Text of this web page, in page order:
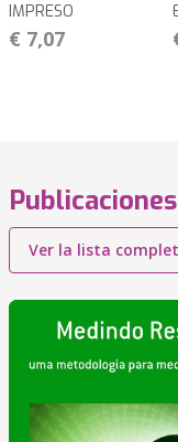
IMPRESO
€ 7,07
Ver la lista